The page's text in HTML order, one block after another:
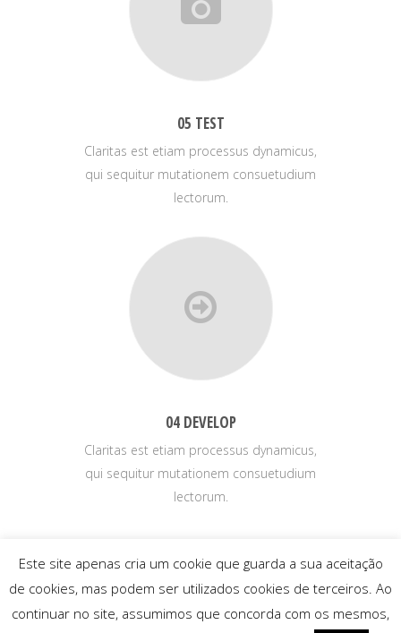
05 TEST
Claritas est etiam processus dynamicus,
qui sequitur mutationem consuetudium
lectorum.
04 DEVELOP
Claritas est etiam processus dynamicus,
qui sequitur mutationem consuetudium
lectorum.
Este site apenas cria um cookie que guarda a sua aceitação
de cookies, mas podem ser utilizados cookies de terceiros. Ao
continuar no site, assumimos que concorda com os mesmos,